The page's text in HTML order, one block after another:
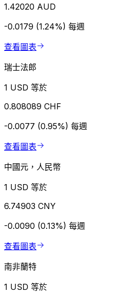
1.42020 AUD
-0.0179 (1.24%) 每週
查看圖表
瑞士法郎
1 USD 等於
0.808089 CHF
-0.0077 (0.95%) 每週
查看圖表
中國元，人民幣
1 USD 等於
6.74903 CNY
-0.0090 (0.13%) 每週
查看圖表
南非蘭特
1 USD 等於